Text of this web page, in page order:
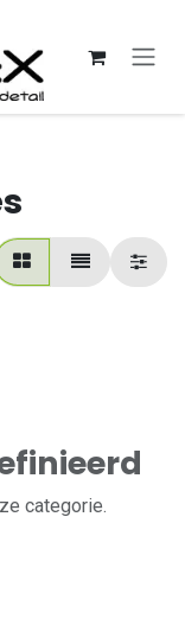
categorie.